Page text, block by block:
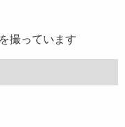
撮っています